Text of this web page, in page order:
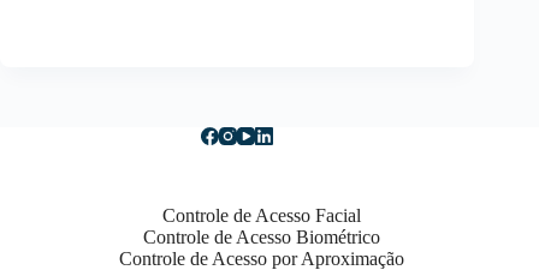
Controle de Acesso Facial
Controle de Acesso Biométrico
Controle de Acesso por Aproximação